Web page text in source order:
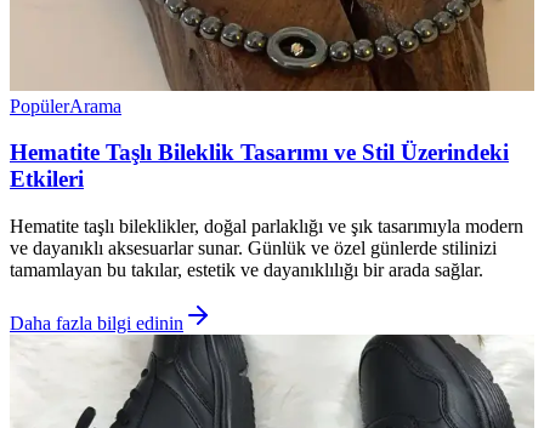
PopülerArama
Hematite Taşlı Bileklik Tasarımı ve Stil Üzerindeki
Etkileri
Hematite taşlı bileklikler, doğal parlaklığı ve şık tasarımıyla modern
ve dayanıklı aksesuarlar sunar. Günlük ve özel günlerde stilinizi
tamamlayan bu takılar, estetik ve dayanıklılığı bir arada sağlar.
Daha fazla bilgi edinin